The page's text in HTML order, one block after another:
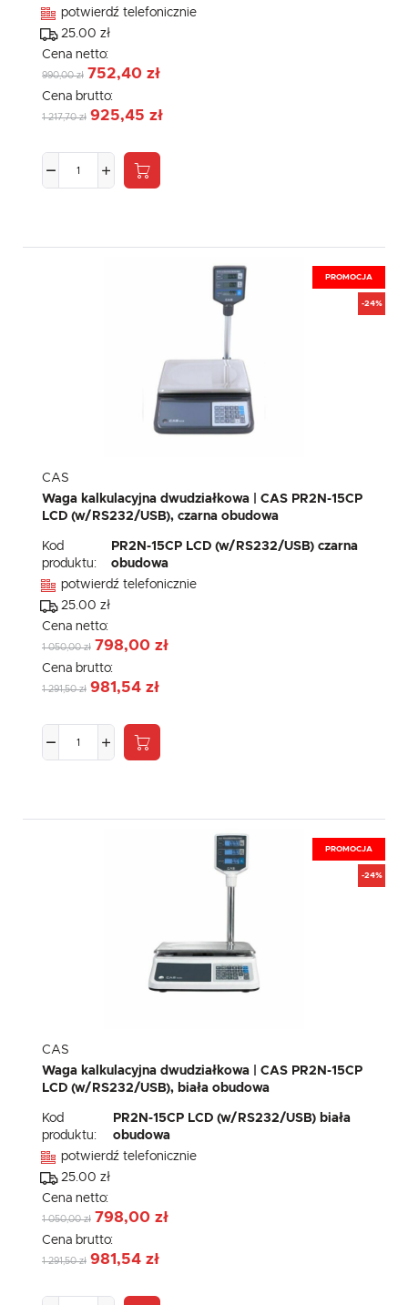
potwierdź telefonicznie
25.00 zł
Cena netto:
990,00 zł 752,40 zł
Cena brutto:
1 217,70 zł 925,45 zł
PROMOCJA
-24%
CAS
Waga kalkulacyjna dwudziałkowa | CAS PR2N-15CP
LCD (w/RS232/USB), czarna obudowa
Kod
produktu:
PR2N-15CP LCD (w/RS232/USB) czarna
obudowa
potwierdź telefonicznie
25.00 zł
Cena netto:
1 050,00 zł 798,00 zł
Cena brutto:
1 291,50 zł 981,54 zł
PROMOCJA
-24%
CAS
Waga kalkulacyjna dwudziałkowa | CAS PR2N-15CP
LCD (w/RS232/USB), biała obudowa
Kod
produktu:
PR2N-15CP LCD (w/RS232/USB) biała
obudowa
potwierdź telefonicznie
25.00 zł
Cena netto:
1 050,00 zł 798,00 zł
Cena brutto:
1 291,50 zł 981,54 zł